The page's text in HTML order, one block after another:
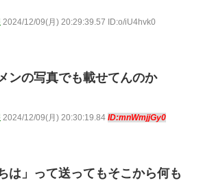
2024/12/09(月) 20:29:39.57 ID:o/iU4hvk0
ンの写真でも載せてんのか
2024/12/09(月) 20:30:19.84 ID:mnWmjjGy0
は」って送ってもそこから何も